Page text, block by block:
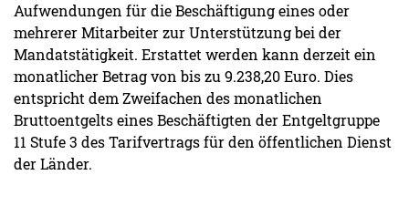
Aufwendungen für die Beschäftigung eines oder
mehrerer Mitarbeiter zur Unterstützung bei der
Mandatstätigkeit. Erstattet werden kann derzeit ein
monatlicher Betrag von bis zu 9.238,20 Euro. Dies
entspricht dem Zweifachen des monatlichen
Bruttoentgelts eines Beschäftigten der Entgeltgruppe
11 Stufe 3 des Tarifvertrags für den öffentlichen Dienst
der Länder.